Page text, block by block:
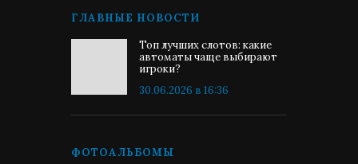
ГЛАВНЫЕ НОВОСТИ
Топ лучших слотов: какие
автоматы чаще выбирают
игроки?
30.06.2026 в 16:36
ФОТОАЛЬБОМЫ